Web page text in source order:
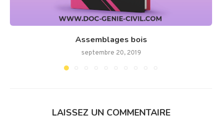
Assemblages bois
septembre 20, 2019
LAISSEZ UN COMMENTAIRE